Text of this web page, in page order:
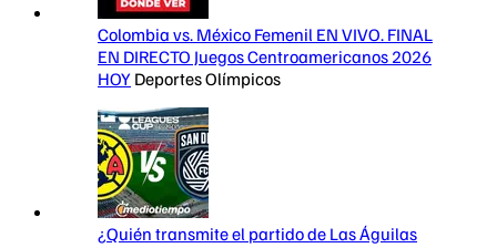
Colombia vs. México Femenil EN VIVO. FINAL
EN DIRECTO Juegos Centroamericanos 2026
HOY Deportes Olímpicos
¿Quién transmite el partido de Las Águilas